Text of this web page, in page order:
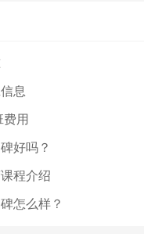
息
用
好吗？
程介绍
怎么样？